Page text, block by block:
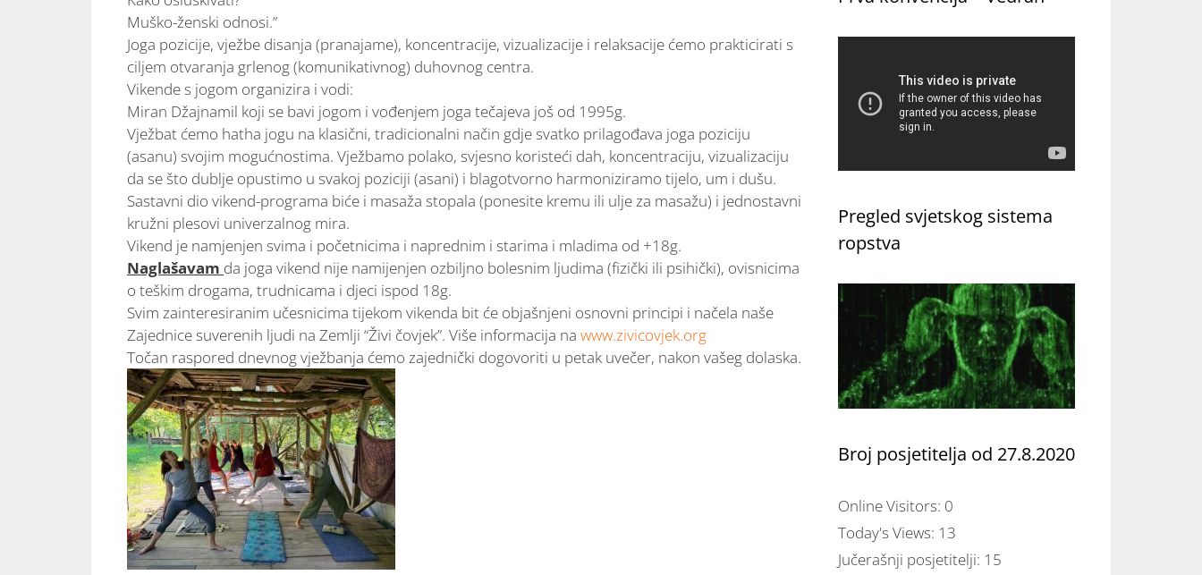
Muško-ženski odnosi.”
Joga pozicije, vježbe disanja (pranajame), koncentracije, vizualizacije i relaksacije ćemo prakticirati s
ciljem otvaranja grlenog (komunikativnog) duhovnog centra.
Vikende s jogom organizira i vodi:
Miran Džajnamil koji se bavi jogom i vođenjem joga tečajeva još od 1995g.
Vježbat ćemo hatha jogu na klasični, tradicionalni način gdje svatko prilagođava joga poziciju
(asanu) svojim mogućnostima. Vježbamo polako, svjesno koristeći dah, koncentraciju, vizualizaciju
da se što dublje opustimo u svakoj poziciji (asani) i blagotvorno harmoniziramo tijelo, um i dušu.
Sastavni dio vikend-programa biće i masaža stopala (ponesite kremu ili ulje za masažu) i jednostavni
kružni plesovi univerzalnog mira.
Vikend je namjenjen svima i početnicima i naprednim i starima i mladima od +18g.
Naglašavam da joga vikend nije namijenjen ozbiljno bolesnim ljudima (fizički ili psihički), ovisnicima
o teškim drogama, trudnicama i djeci ispod 18g.
Svim zainteresiranim učesnicima tijekom vikenda bit će objašnjeni osnovni principi i načela naše
Zajednice suverenih ljudi na Zemlji “Živi čovjek”. Više informacija na www.zivicovjek.org
Točan raspored dnevnog vježbanja ćemo zajednički dogovoriti u petak uvečer, nakon vašeg dolaska.
Pregled svjetskog sistema
ropstva
Broj posjetitelja od 27.8.2020
Online Visitors: 0
Today's Views: 13
Jučerašnji posjetitelji: 15